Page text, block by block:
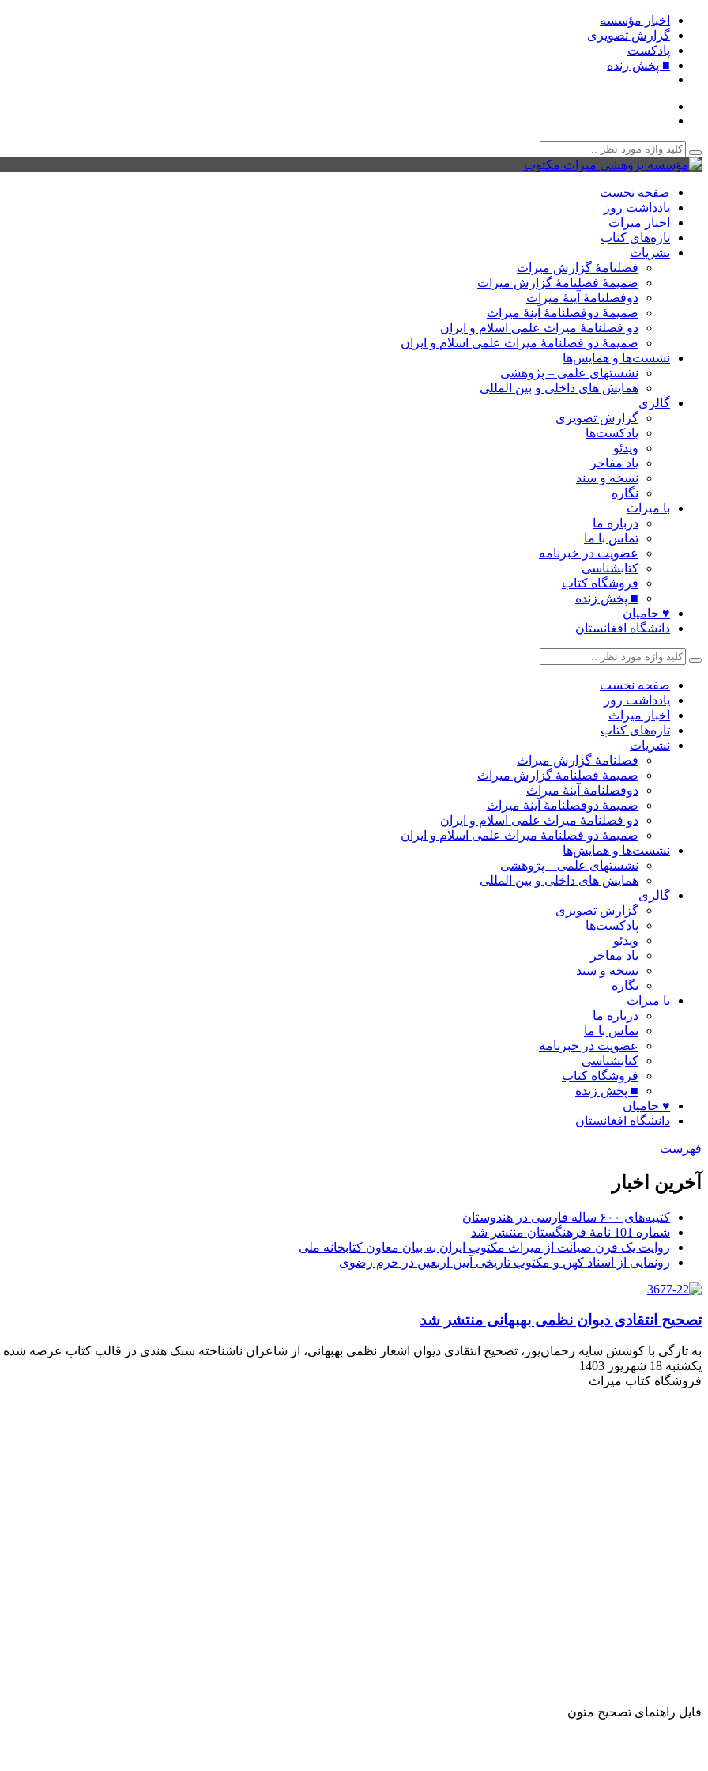
اخبار مؤسسه
گزارش تصویری
پادکست‌
■ پخش زنده
صفحه نخست
یادداشت روز
اخبار میراث
تازه‌های کتاب
نشریات
فصلنامۀ گزارش میراث
ضمیمۀ فصلنامۀ گزارش میراث
دوفصلنامۀ آینۀ میراث
ضمیمۀ دوفصلنامۀ آینۀ میراث
دو فصلنامۀ میراث علمی اسلام و ایران
ضمیمۀ دو فصلنامۀ میراث علمی اسلام و ایران
نشست‌ها و همایش‌ها
نشستهای علمی – پژوهشی
همایش های داخلی و بین المللی
گالری
گزارش تصویری
پادکست‌ها
ویدئو
یاد مفاخر
نسخه و سند
نگاره
با میراث
درباره ما
تماس با ما
عضویت در خبرنامه
کتابشناسی
فروشگاه کتاب
■ پخش زنده
♥ حامیان
دانشگاه افغانستان
صفحه نخست
یادداشت روز
اخبار میراث
تازه‌های کتاب
نشریات
فصلنامۀ گزارش میراث
ضمیمۀ فصلنامۀ گزارش میراث
دوفصلنامۀ آینۀ میراث
ضمیمۀ دوفصلنامۀ آینۀ میراث
دو فصلنامۀ میراث علمی اسلام و ایران
ضمیمۀ دو فصلنامۀ میراث علمی اسلام و ایران
نشست‌ها و همایش‌ها
نشستهای علمی – پژوهشی
همایش های داخلی و بین المللی
گالری
گزارش تصویری
پادکست‌ها
ویدئو
یاد مفاخر
نسخه و سند
نگاره
با میراث
درباره ما
تماس با ما
عضویت در خبرنامه
کتابشناسی
فروشگاه کتاب
■ پخش زنده
♥ حامیان
دانشگاه افغانستان
فهرست
آخرین اخبار
کتیبه‌های ۶۰۰ ساله فارسی در هندوستان
شماره 101 نامۀ فرهنگستان منتشر شد
روایت یک قرن صیانت از میراث مکتوب ایران به بیان معاون کتابخانه ملی
رونمایی از اسناد کهن و مکتوب تاریخی آیین اربعین در حرم رضوی
تصحیح انتقادی دیوان نظمی بهبهانی منتشر شد
به تازگی با کوشش سایه رحمان‌پور، تصحیح انتقادی دیوان اشعار نظمی بهبهانی، از شاعران ناشناخته‌ سبک هندی در قالب کتاب عرضه
یکشنبه 18 شهریور 1403
فروشگاه کتاب میراث
فایل راهنمای تصحیح متون